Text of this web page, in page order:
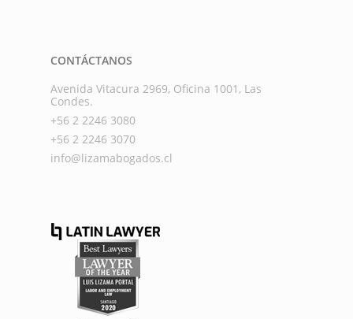
CONTÁCTANOS
Avenida Vitacura 2969, Oficina 1001, Las
Condes.
+56 2 2246 3080
+56 2 2246 3070
info@lizamabogados.cl